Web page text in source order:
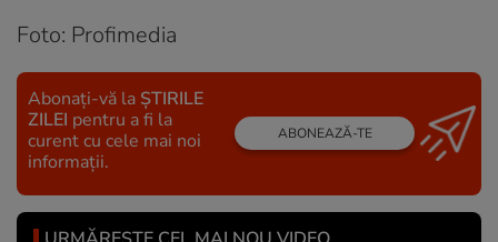
Foto: Profimedia
Abonați-vă la ȘTIRILE
ZILEI pentru a fi la
curent cu cele mai noi
informații.
ABONEAZĂ-TE